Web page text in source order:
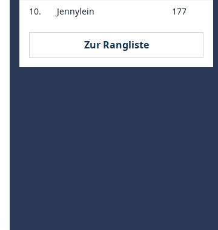
10.
Jennylein 177
Zur Rangliste